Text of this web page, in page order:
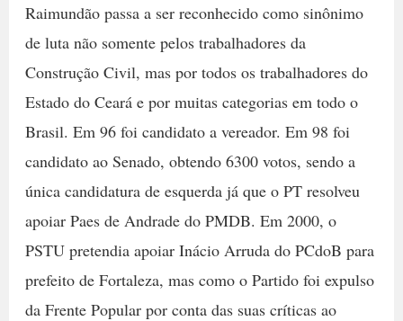
Raimundão passa a ser reconhecido como sinônimo
de luta não somente pelos trabalhadores da
Construção Civil, mas por todos os trabalhadores do
Estado do Ceará e por muitas categorias em todo o
Brasil. Em 96 foi candidato a vereador. Em 98 foi
candidato ao Senado, obtendo 6300 votos, sendo a
única candidatura de esquerda já que o PT resolveu
apoiar Paes de Andrade do PMDB. Em 2000, o
PSTU pretendia apoiar Inácio Arruda do PCdoB para
prefeito de Fortaleza, mas como o Partido foi expulso
da Frente Popular por conta das suas críticas ao